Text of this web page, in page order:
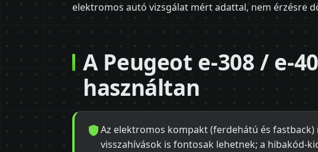
elektromos autó vizsgálat mért adattal, nem érzésre
A Peugeot e-308 / e-
használtan
Az elektromos kompakt (ferdehátú és
visszahívások is fontosak lehetnek; a hibakód-